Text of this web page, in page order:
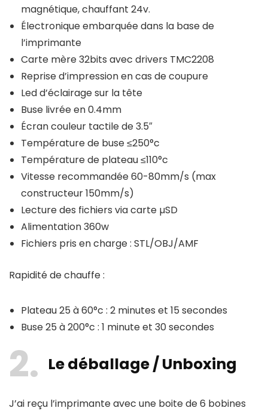
magnétique, chauffant 24v.
Électronique embarquée dans la base de
l’imprimante
Carte mère 32bits avec drivers TMC2208
Reprise d’impression en cas de coupure
Led d’éclairage sur la tête
Buse livrée en 0.4mm
Écran couleur tactile de 3.5″
Température de buse ≤250°c
Température de plateau ≤110°c
Vitesse recommandée 60-80mm/s (max
constructeur 150mm/s)
Lecture des fichiers via carte µSD
Alimentation 360w
Fichiers pris en charge : STL/OBJ/AMF
Rapidité de chauffe :
Plateau 25 à 60°c : 2 minutes et 15 secondes
Buse 25 à 200°c : 1 minute et 30 secondes
2 Le déballage / Unboxing
J’ai reçu l’imprimante avec une boite de 6 bobines